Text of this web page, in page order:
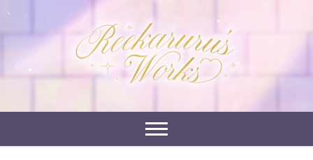
れーかるる's
works
れーかるるの運営するイラストポートフォリオサイ
トです。